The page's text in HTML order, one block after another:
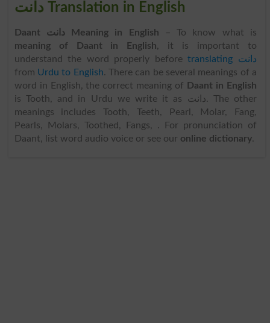
دانت Translation in English
Daant دانت Meaning in English – To know what is
meaning of Daant in English, it is important to
understand the word properly before
translating دانت
from Urdu to English. There can be several meanings of a
word in English, the correct meaning of
Daant in English
is Tooth, and in Urdu we write it as دانت. The other
meanings includes Tooth, Teeth, Pearl, Molar, Fang,
Pearls, Molars, Toothed, Fangs, . For pronunciation of
Daant, list word audio voice or see our online dictionary.